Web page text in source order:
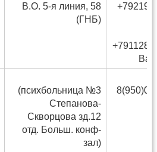
В.О. 5-я линия, 58
(ГНБ)
(психбольница №3
Степанова-
Скворцова зд.12
отд. Больш. конф-
зал)